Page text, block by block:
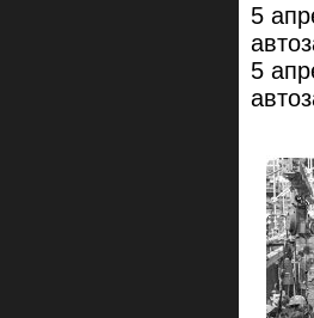
5
5